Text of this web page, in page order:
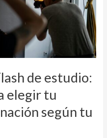
de estudio:
elegir tu
según tu